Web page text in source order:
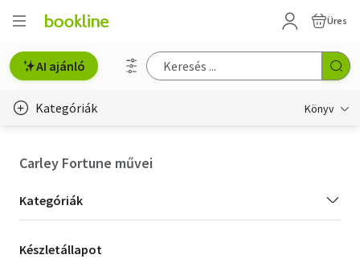
Üres
AI ajánló
Kategóriák Könyv
Hobbi, szabadidő
Carley Fortune művei
Kategória
szűrés
Kategóriák
Készletállapot
Készletállapot